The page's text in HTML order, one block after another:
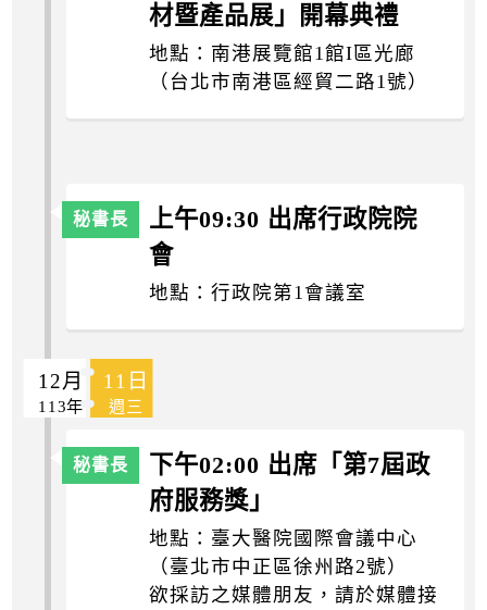
材暨產品展」開幕典禮
地點：南港展覽館1館I區光廊
（台北市南港區經貿二路1號）
上午09:30 出席行政院院
會
地點：行政院第1會議室
12月 11日
113年 週三
下午02:00 出席「第7屆政
府服務獎」
地點：臺大醫院國際會議中心
（臺北市中正區徐州路2號）
欲採訪之媒體朋友，請於媒體接